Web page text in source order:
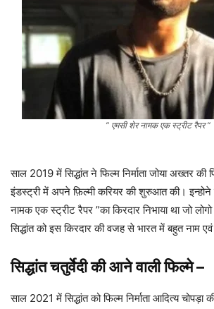
” एमसी शेर नामक एक स्ट्रीट रैपर ”
साल 2019 में सिद्धांत ने फिल्म निर्माता जोया अख्तर की
इंडस्ट्री में अपने फ़िल्मी करियर की शुरुआत की।
नामक एक स्ट्रीट रैपर ”का किरदार निभाया था जो
सिद्धांत को इस किरदार की वजह से भारत में बहुत नाम एवं
सिद्धांत चतुर्वेदी की आने वाली फिल्मे–
साल 2021 में सिद्धांत को फिल्म निर्माता आदित्य चोपड़ा